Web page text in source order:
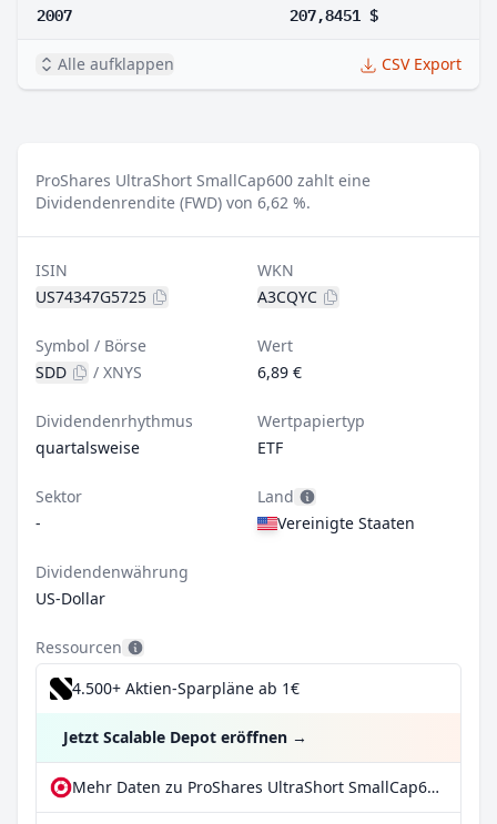
2007 207,8451 $
Alle aufklappen CSV Export
ProShares UltraShort SmallCap600 zahlt eine
Dividendenrendite (FWD) von 6,62 %.
ISIN
US74347G5725
WKN
A3CQYC
Symbol / Börse
SDD
/ XNYS
Wert
6,89 €
Dividendenrhythmus
quartalsweise
Wertpapiertyp
ETF
Sektor
-
Land
Vereinigte Staaten
Dividendenwährung
US-Dollar
Ressourcen
4.500+ Aktien-Sparpläne ab 1€
Jetzt Scalable Depot eröffnen →
Mehr Daten zu ProShares UltraShort SmallCap600 bei extraETF